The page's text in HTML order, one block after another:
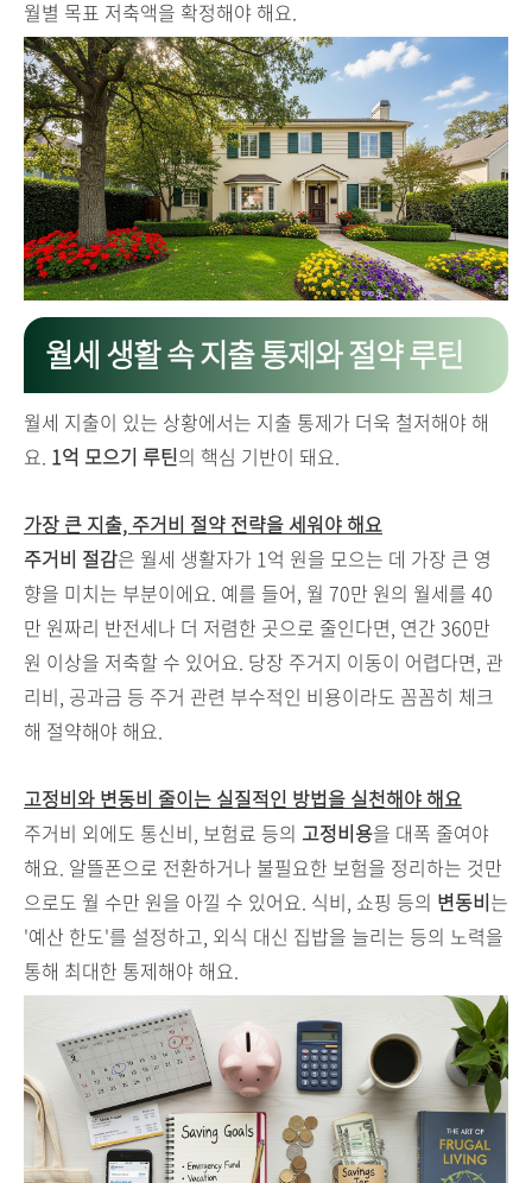
월별 목표 저축액을 확정해야 해요.
월세 생활 속 지출 통제와 절약 루틴
월세 지출이 있는 상황에서는 지출 통제가 더욱 철저해야 해
요. 1억 모으기 루틴의 핵심 기반이 돼요.
가장 큰 지출, 주거비 절약 전략을 세워야 해요
주거비 절감은 월세 생활자가 1억 원을 모으는 데 가장 큰 영
향을 미치는 부분이에요. 예를 들어, 월 70만 원의 월세를 40
만 원짜리 반전세나 더 저렴한 곳으로 줄인다면, 연간 360만
원 이상을 저축할 수 있어요. 당장 주거지 이동이 어렵다면, 관
리비, 공과금 등 주거 관련 부수적인 비용이라도 꼼꼼히 체크
해 절약해야 해요.
고정비와 변동비 줄이는 실질적인 방법을 실천해야 해요
주거비 외에도 통신비, 보험료 등의 고정비용을 대폭 줄여야
해요. 알뜰폰으로 전환하거나 불필요한 보험을 정리하는 것만
으로도 월 수만 원을 아낄 수 있어요. 식비, 쇼핑 등의 변동비는
'예산 한도'를 설정하고, 외식 대신 집밥을 늘리는 등의 노력을
통해 최대한 통제해야 해요.